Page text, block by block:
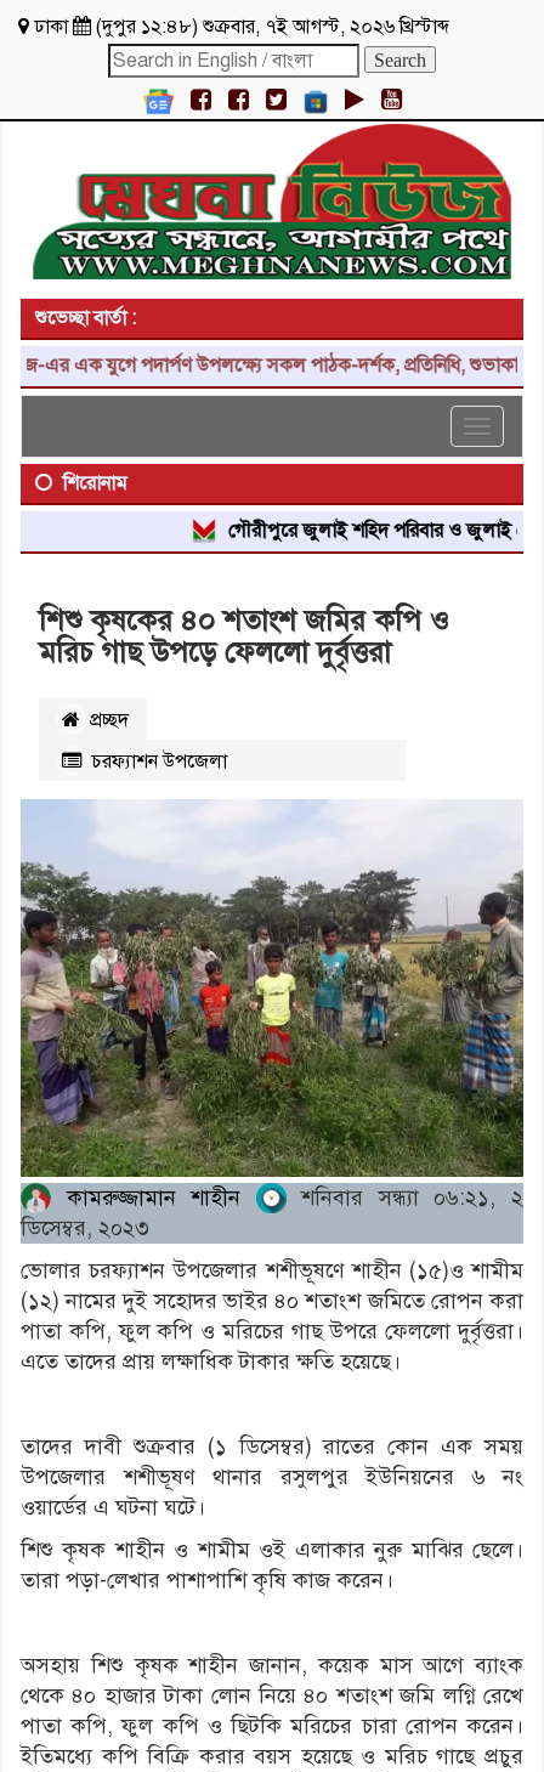
ঢাকা (দুপুর ১২:৪৮)শুক্রবার, ৭ই আগস্ট, ২০২৬ খ্রিস্টাব্দ
শুভেচ্ছা বার্তা :
যুগে পদার্পণ উপলক্ষ্যে সকল পাঠক-দর্শক, প্রতিনিধি, শুভাকাঙ্ক্ষী,
Toggle
শিরোনাম
গৌরীপুরে জুলাই শহিদ পরিবার ও জুলাই যোদ্ধাদের
শিশু কৃষকের ৪০ শতাংশ জমির কপি ও
মরিচ গাছ উপড়ে ফেললো দুর্বৃত্তরা
প্রচ্ছদ
চরফ্যাশন উপজেলা
কামরুজ্জামান শাহীন
শনিবার সন্ধ্যা ০৬:২১, ২
ডিসেম্বর, ২০২৩
ভোলার চরফ্যাশন উপজেলার শশীভূষণে শাহীন (১৫)ও শামীম
(১২) নামের দুই সহোদর ভাইর ৪০ শতাংশ জমিতে রোপন করা
পাতা কপি, ফুল কপি ও মরিচের গাছ উপরে ফেললো দুর্বৃত্তরা।
এতে তাদের প্রায় লক্ষাধিক টাকার ক্ষতি হয়েছে।
তাদের দাবী শুক্রবার (১ ডিসেম্বর) রাতের কোন এক সময়
উপজেলার শশীভূষণ থানার রসুলপুর ইউনিয়নের ৬ নং
ওয়ার্ডের এ ঘটনা ঘটে।
শিশু কৃষক শাহীন ও শামীম ওই এলাকার নুরু মাঝির ছেলে।
তারা পড়া-লেখার পাশাপাশি কৃষি কাজ করেন।
অসহায় শিশু কৃষক শাহীন জানান, কয়েক মাস আগে ব্যাংক
থেকে ৪০ হাজার টাকা লোন নিয়ে ৪০ শতাংশ জমি লগ্নি রেখে
পাতা কপি, ফুল কপি ও ছিটকি মরিচের চারা রোপন করেন।
ইতিমধ্যে কপি বিক্রি করার বয়স হয়েছে ও মরিচ গাছে প্রচুর